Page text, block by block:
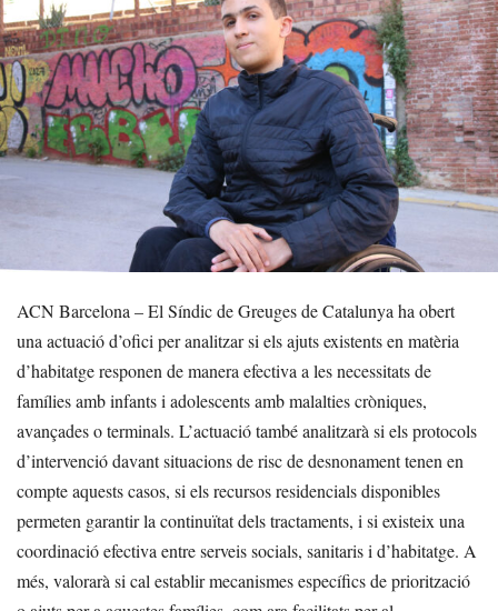
ACN Barcelona – El Síndic de Greuges de Catalunya ha obert
una actuació d’ofici per analitzar si els ajuts existents en matèria
d’habitatge responen de manera efectiva a les necessitats de
famílies amb infants i adolescents amb malalties cròniques,
avançades o terminals. L’actuació també analitzarà si els protocols
d’intervenció davant situacions de risc de desnonament tenen en
compte aquests casos, si els recursos residencials disponibles
permeten garantir la continuïtat dels tractaments, i si existeix una
coordinació efectiva entre serveis socials, sanitaris i d’habitatge. A
més, valorarà si cal establir mecanismes específics de priorització